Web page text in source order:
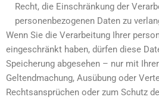
Recht, die Einschränkung der
personenbezogenen Daten zu
Wenn Sie die Verarbeitung Ihrer
eingeschränkt haben, dürfen diese
Speicherung abgesehen – nur mit
Geltendmachung, Ausübung oder
Rechtsansprüchen oder zum Schutz